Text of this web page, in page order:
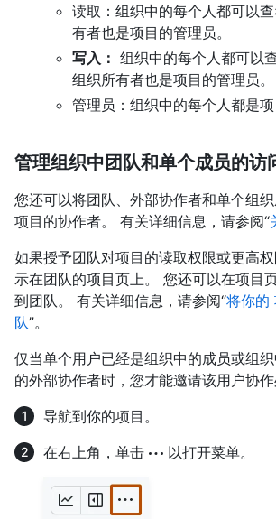
读取：组织中的每个人都可以
有者也是项目的管理员。
写入： 组织中的每个人都可以
组织所有者也是项目的管理员。
管理员：组织中的每个人都是项
管理组织中团队和单个成员的访
您还可以将团队、外部协作者和单个组
项目的协作者。 有关详细信息，请参阅“
如果授予团队对项目的读取权限或更高
示在团队的项目页上。 您还可以在项目
到团队。 有关详细信息，请参阅“将你的
队”。
仅当单个用户已经是组织中的成员或组
的外部协作者时，您才能邀请该用户协作
导航到你的项目。
在右上角，单击
以打开菜单。